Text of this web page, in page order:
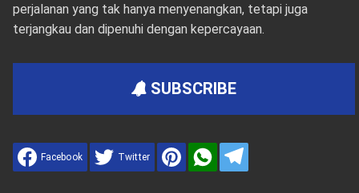
perjalanan yang tak hanya menyenangkan, tetapi juga
terjangkau dan dipenuhi dengan kepercayaan.
SUBSCRIBE
Facebook Twitter